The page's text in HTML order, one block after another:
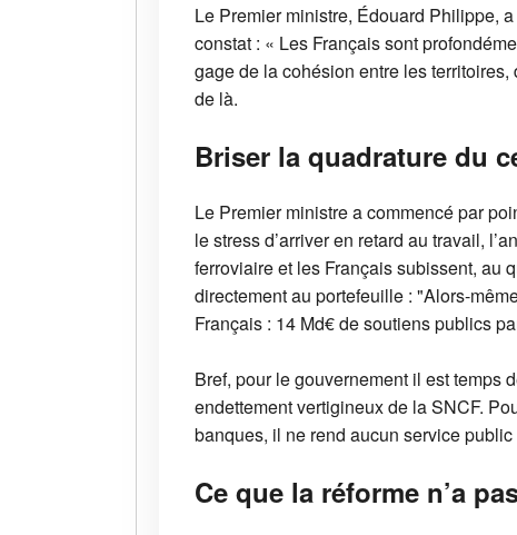
Le Premier ministre, Édouard Philippe,
constat : « Les Français sont
gage de la cohésion entre les territoires,
de là.
Briser la quadrature du
Le Premier ministre a commencé par
le stress d’arriver en retard au travail,
ferroviaire et les Français subissent, au
directement au portefeuille : "Alors-
Français : 14 Md€ de soutiens publics
Bref, pour le gouvernement il est temps
endettement vertigineux de la SNCF.
banques, il ne rend aucun service public
Ce que la réforme n’a